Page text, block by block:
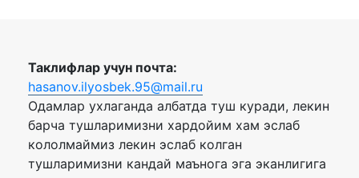
Таклифлар учун почта:
hasanov.ilyosbek.95@mail.ru
Одамлар ухлаганда албатда туш куради, лекин
барча тушларимизни хардойим хам эслаб
кололмаймиз лекин эслаб колган
тушларимизни кандай маънога эга эканлигига